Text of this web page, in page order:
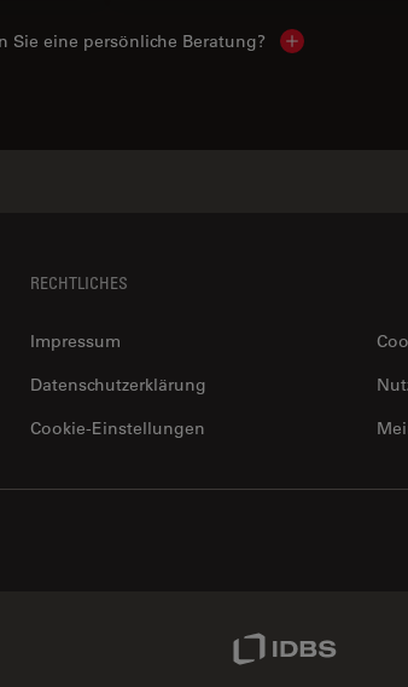
Sie eine persönliche Beratung? Show local
RECHTLICHES
Impressum
Datenschutzerklärung
Cookie-Einstellungen
Link IDBS Link